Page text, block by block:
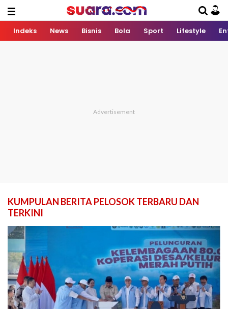
Indeks News Bisnis Bola Sport Lifestyle
KUMPULAN BERITA PELOSOK TERBARU DAN
TERKINI